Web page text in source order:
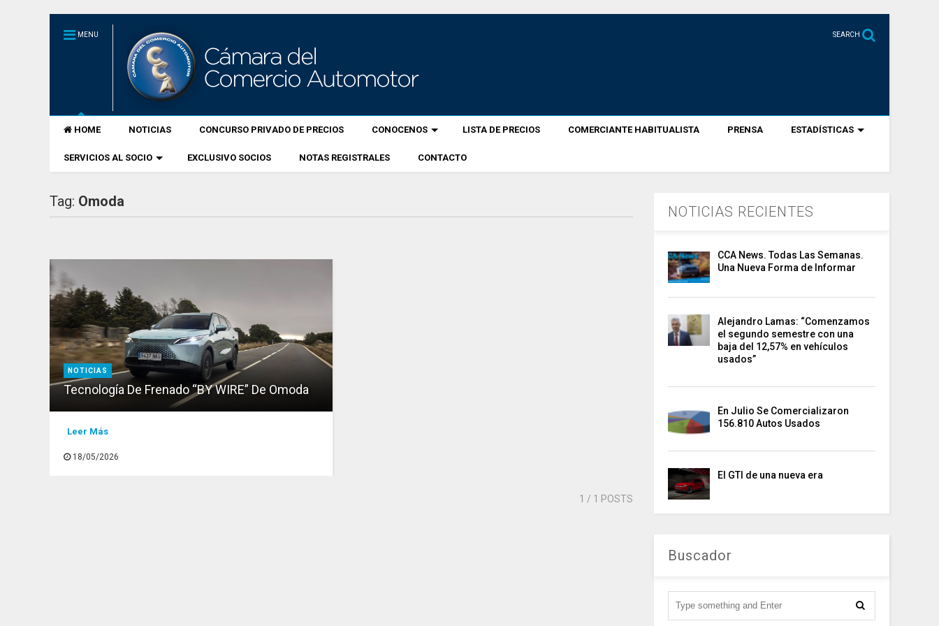
MENU SEARCH
HOME NOTICIAS CONCURSO PRIVADO DE PRECIOS CONOCENOS LISTA DE PRECIOS COMERCIANTE HABITUALISTA PRENSA ESTADÍSTICAS
SERVICIOS AL SOCIO EXCLUSIVO SOCIOS NOTAS REGISTRALES CONTACTO
Tag: Omoda
NOTICIAS
Tecnología De Frenado “BY WIRE” De Omoda
Leer Más
18/05/2026
1 / 1 POSTS
NOTICIAS RECIENTES
CCA News. Todas Las Semanas.
Una Nueva Forma de Informar
Alejandro Lamas: “Comenzamos
el segundo semestre con una
baja del 12,57% en vehículos
usados”
En Julio Se Comercializaron
156.810 Autos Usados
El GTI de una nueva era
Buscador